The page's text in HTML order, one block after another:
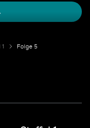
Folge 5